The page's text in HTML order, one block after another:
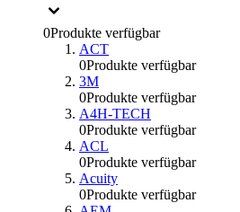
0Produkte verfügbar
ACT
0Produkte verfügbar
3M
0Produkte verfügbar
A4H-TECH
0Produkte verfügbar
ACL
0Produkte verfügbar
Acuity
0Produkte verfügbar